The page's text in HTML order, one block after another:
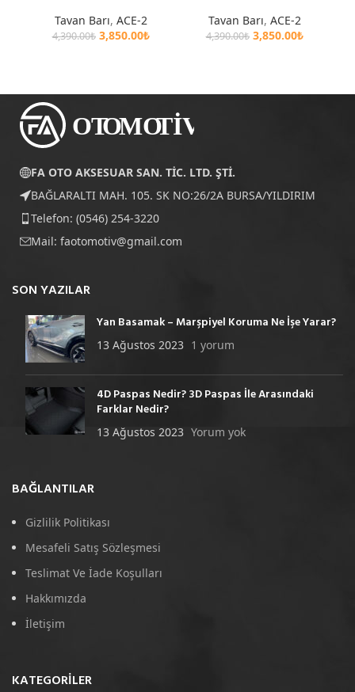
Tavan Barı, ACE-2
4,390.00₺ 3,850.00₺
Tavan Barı, ACE-2
4,390.00₺ 3,850.00₺
FA OTO AKSESUAR SAN. TİC. LTD. ŞTİ.
BAĞLARALTI MAH. 105. SK NO:26/2A BURSA/YILDIRIM
Telefon: (0546) 254-3220
Mail: faotomotiv@gmail.com
SON YAZILAR
Yan Basamak – Marşpiyel Koruma Ne İşe Yarar?
13 Ağustos 2023 1 yorum
4D Paspas Nedir? 3D Paspas İle Arasındaki
Farklar Nedir?
13 Ağustos 2023 Yorum yok
BAĞLANTILAR
Gizlilik Politikası
Mesafeli Satış Sözleşmesi
Teslimat Ve İade Koşulları
Hakkımızda
İletişim
KATEGORILER